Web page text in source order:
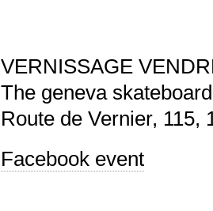
VERNISSAGE
The geneva
Route de Vernier, 115,
Facebook event